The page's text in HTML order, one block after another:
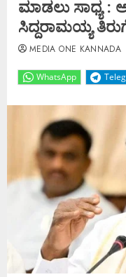
ಮಾಡಲು ಸಾಧ್ಯ :
ಸಿದ್ದರಾಮಯ್ಯ
WhatsApp
MEDIA ONE KANNADA